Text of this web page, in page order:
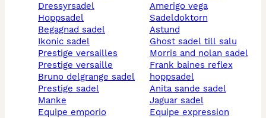
dressyrsadel
hoppsadel
begagnad sadel
ikonic sadel
prestige versailles
prestige versaille
bruno delgrange sadel
prestige sadel
manke
equipe emporio
amerigo vega
sadeldoktorn
astund
ghost sadel till salu
morris and nolan sadel
frank baines reflex
hoppsadel
anita sande sadel
jaguar sadel
equipe expression